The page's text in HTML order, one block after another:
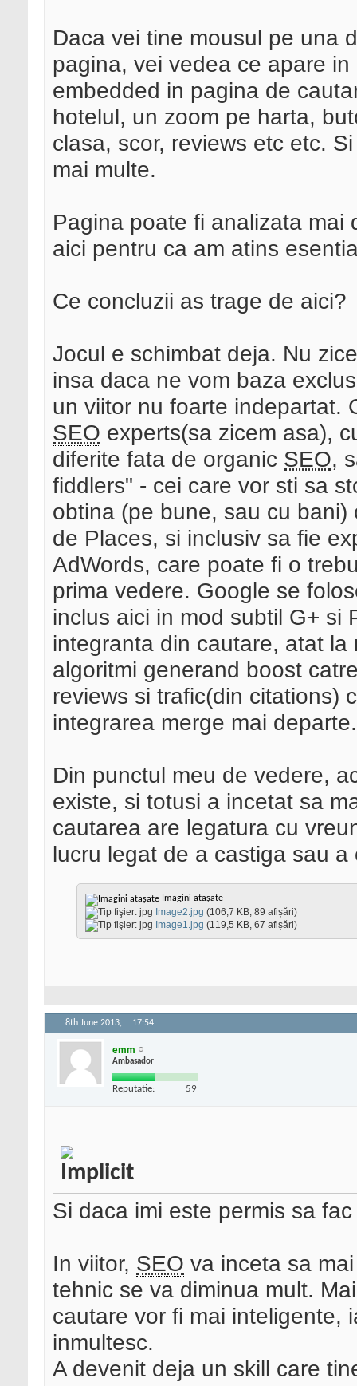
Daca vei tine mousul pe una
pagina, vei vedea ce apare
embedded in pagina de
hotelul, un zoom pe harta,
clasa, scor, reviews etc etc.
mai multe.
Pagina poate fi analizata mai
aici pentru ca am atins
Ce concluzii as trage de aici?
Jocul e schimbat deja. Nu
insa daca ne vom baza
un viitor nu foarte indepartat.
SEO experts(sa zicem asa),
diferite fata de organic SEO,
fiddlers" - cei care vor sti sa
obtina (pe bune, sau cu
de Places, si inclusiv sa fie
AdWords, care poate fi o
prima vedere. Google se
inclus aici in mod subtil G+ si
integranta din cautare, atat
algoritmi generand boost
reviews si trafic(din citations)
integrarea merge mai departe.
Din punctul meu de vedere,
existe, si totusi a incetat sa
cautarea are legatura cu
lucru legat de a castiga sau a
Imagini atașate
Image2.jpg (106,7 KB, 89 afișări)
Image1.jpg (119,5 KB, 67 afișări)
8th June 2013, 17:54
emm
Ambasador
Reputatie: 59
Si daca imi este permis sa
In viitor, SEO va inceta sa
tehnic se va diminua mult.
cautare vor fi mai inteligente,
inmultesc.
A devenit deja un skill care